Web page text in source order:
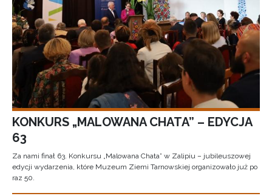
KONKURS „MALOWANA CHATA” – EDYCJA
63
Za nami finał 63. Konkursu „Malowana Chata” w Zalipiu – jubileuszowej
edycji wydarzenia, które Muzeum Ziemi Tarnowskiej organizowało już po
raz 50.